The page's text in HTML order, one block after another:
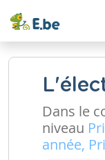
Dans le
niveau
année,